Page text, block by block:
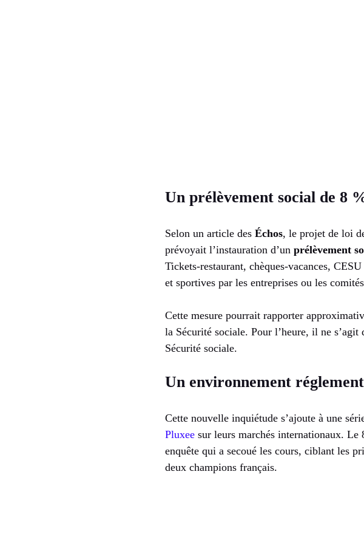
Un prélèvement social de 8
Selon un article des Échos, le projet de loi
prévoyait l’instauration d’un prélèvement
Tickets-restaurant, chèques-vacances,
et sportives par les entreprises ou les
Cette mesure pourrait rapporter
la Sécurité sociale. Pour l’heure, il ne
Sécurité sociale.
Un environnement
Cette nouvelle inquiétude s’ajoute à une
Pluxee sur leurs marchés internationaux. Le
enquête qui a secoué les cours, ciblant les
deux champions français.